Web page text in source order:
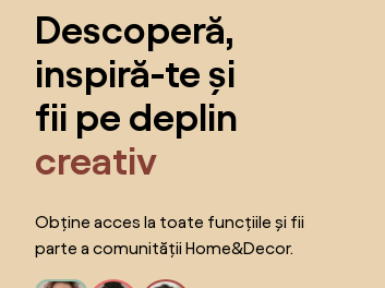
Descoperă,
inspiră-te și
fii pe deplin
creativ
Obține acces la toate funcțiile și fii
parte a comunității Home&Decor.